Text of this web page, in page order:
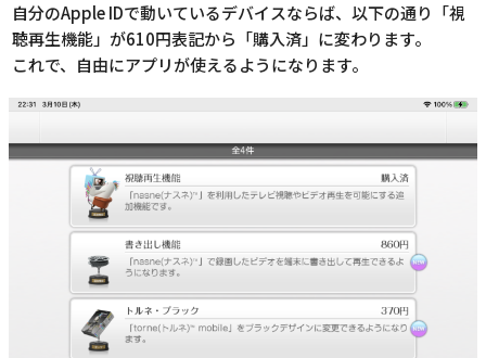
自分のApple IDで動いているデバイスならば、以下の通り「視
聴再生機能」が610円表記から「購入済」に変わります。
これで、自由にアプリが使えるようになります。